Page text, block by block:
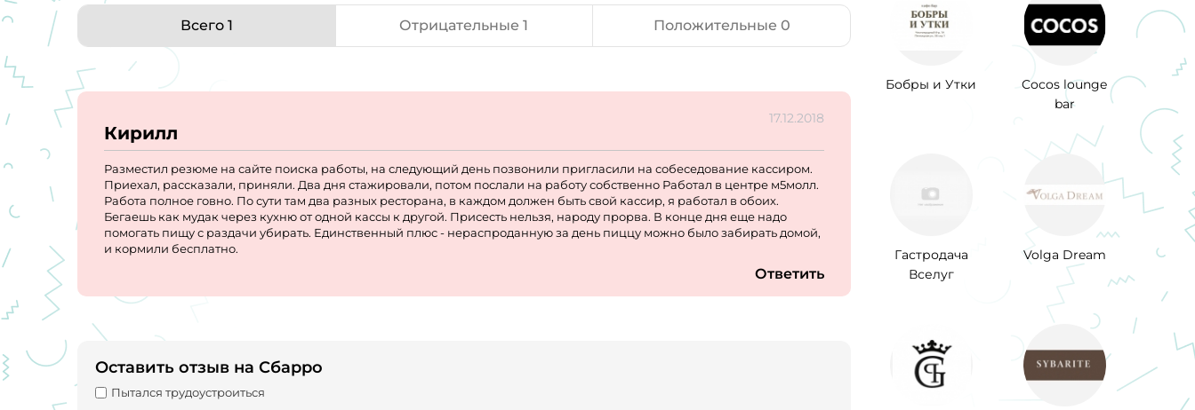
Всего 1 Отрицательные 1 Положительные 0
17.12.2018
Кирилл
Разместил резюме на сайте поиска работы, на следующий день позвонили пригласили на собеседование кассиром.
Приехал, рассказали, приняли. Два дня стажировали, потом послали на работу собственно Работал в центре м5молл.
Работа полное говно. По сути там два разных ресторана, в каждом должен быть свой кассир, я работал в обоих.
Бегаешь как мудак через кухню от одной кассы к другой. Присесть нельзя, народу прорва. В конце дня еще надо
помогать пищу с раздачи убирать. Единственный плюс - нераспроданную за день пиццу можно было забирать домой,
и кормили бесплатно.
Ответить
Оставить отзыв на Сбарро
Пытался трудоустроиться
Бобры и Утки
Cocos lounge
bar
Гастродача
Вселуг
Volga Dream